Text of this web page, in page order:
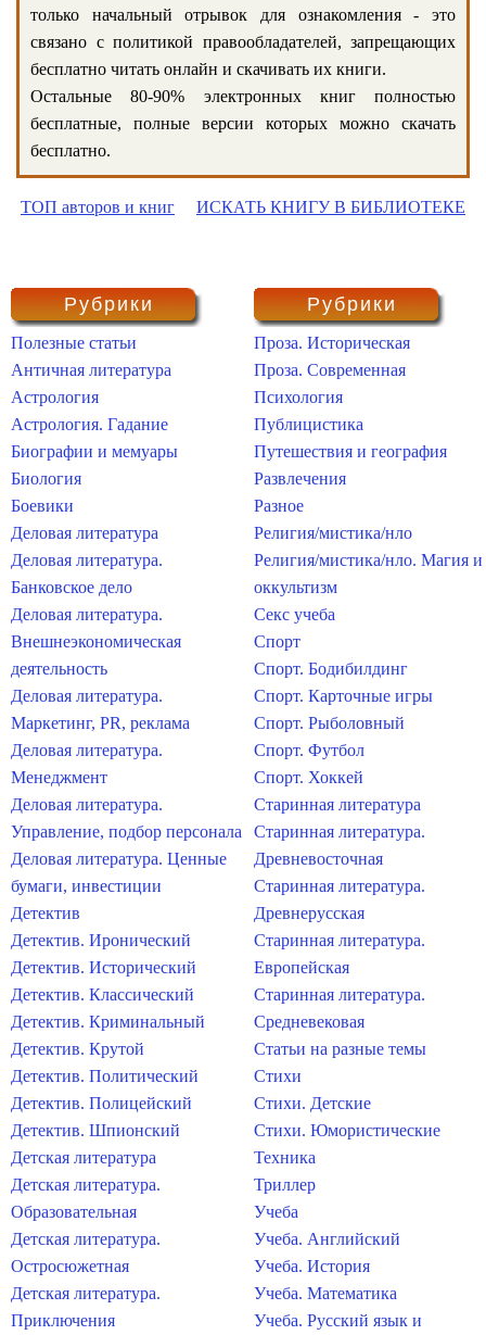
только начальный отрывок для ознакомления - это
связано с политикой правообладателей, запрещающих
бесплатно читать онлайн и скачивать их книги.
Остальные 80-90% электронных книг полностью
бесплатные, полные версии которых можно скачать
бесплатно.
ТОП авторов и книг ИСКАТЬ КНИГУ В БИБЛИОТЕКЕ
Рубрики
Полезные статьи
Античная литература
Астрология
Астрология. Гадание
Биографии и мемуары
Биология
Боевики
Деловая литература
Деловая литература.
Банковское дело
Деловая литература.
Внешнеэкономическая
деятельность
Деловая литература.
Маркетинг, PR, реклама
Деловая литература.
Менеджмент
Деловая литература.
Управление, подбор персонала
Деловая литература. Ценные
бумаги, инвестиции
Детектив
Детектив. Иронический
Детектив. Исторический
Детектив. Классический
Детектив. Криминальный
Детектив. Крутой
Детектив. Политический
Детектив. Полицейский
Детектив. Шпионский
Детская литература
Детская литература.
Образовательная
Детская литература.
Остросюжетная
Детская литература.
Приключения
Рубрики
Проза. Историческая
Проза. Современная
Психология
Публицистика
Путешествия и география
Развлечения
Разное
Религия/мистика/нло
Религия/мистика/нло. Магия и
оккультизм
Секс учеба
Спорт
Спорт. Бодибилдинг
Спорт. Карточные игры
Спорт. Рыболовный
Спорт. Футбол
Спорт. Хоккей
Старинная литература
Старинная литература.
Древневосточная
Старинная литература.
Древнерусская
Старинная литература.
Европейская
Старинная литература.
Средневековая
Статьи на разные темы
Стихи
Стихи. Детские
Стихи. Юмористические
Техника
Триллер
Учеба
Учеба. Английский
Учеба. История
Учеба. Математика
Учеба. Русский язык и